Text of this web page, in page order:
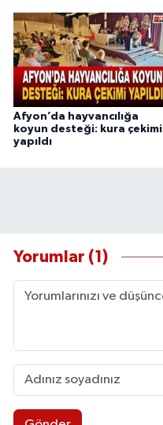
Afyon’da hayvancılığa
koyun desteği: kura çekimi
yapıldı
Yorumlar (1)